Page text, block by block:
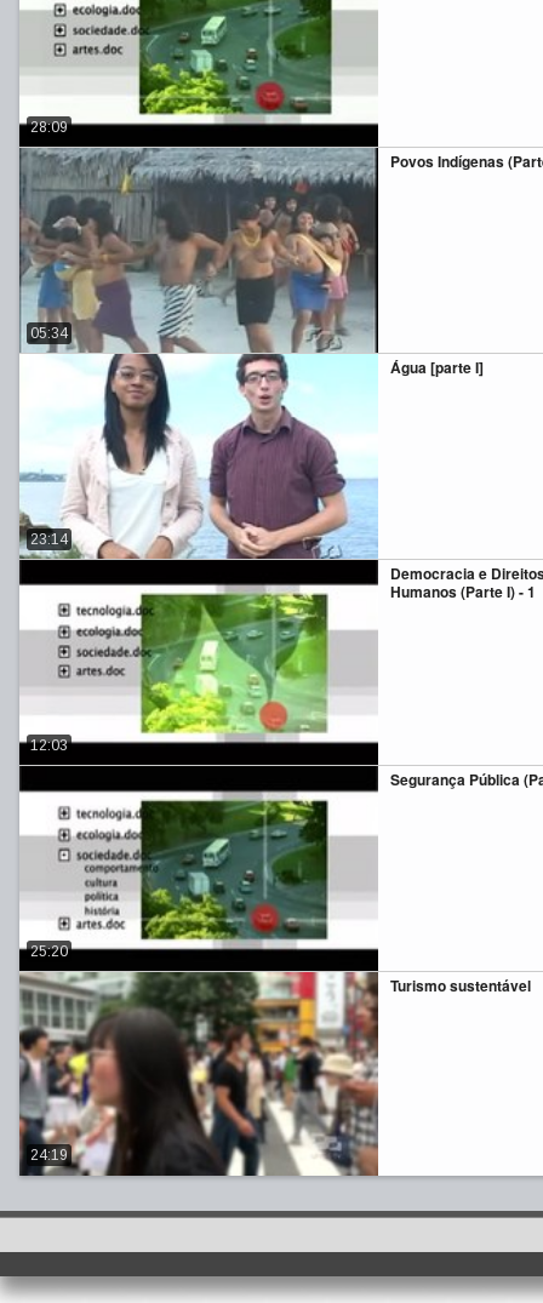
28:09
Povos Indígenas
05:34
Água [parte I]
23:14
Democracia e
Humanos (Parte I) - 1
12:03
Segurança Pública
25:20
Turismo sustentável
24:19